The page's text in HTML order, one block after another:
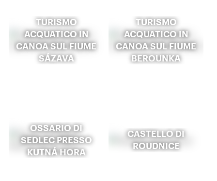
TURISMO
ACQUATICO IN
CANOA SUL FIUME
SÁZAVA
TURISMO
ACQUATICO IN
CANOA SUL FIUME
BEROUNKA
OSSARIO DI
SEDLEC PRESSO
KUTNÁ HORA
CASTELLO DI
ROUDNICE